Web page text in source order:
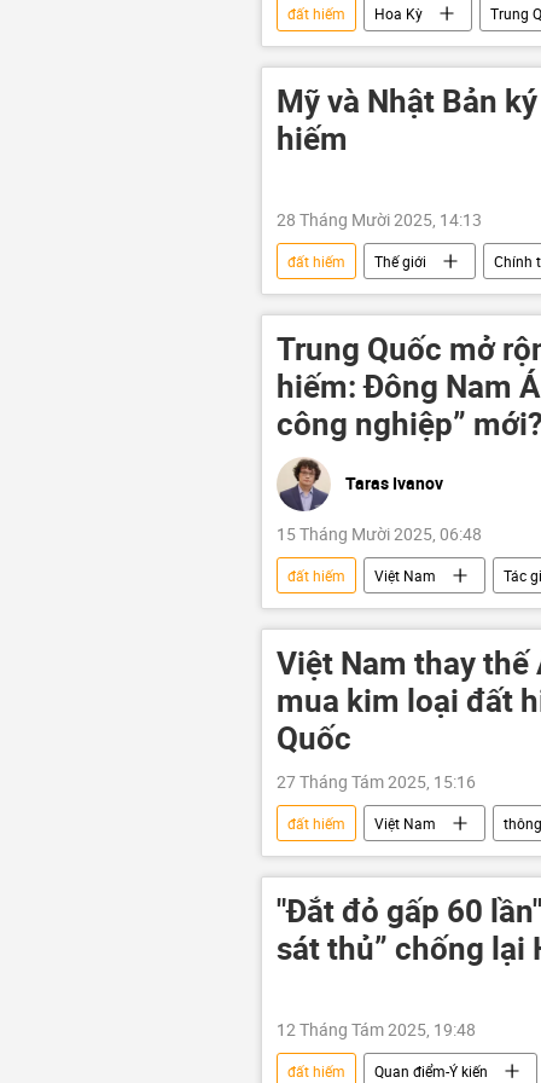
đất hiếm Hoa Kỳ Trung
thông tin
Donald Trump
Mexico
Bộ trưởng Tài chính Mỹ
Mỹ và Nhật Bản
hiếm
28 Tháng Mười 2025, 14:13
đất hiếm Thế giới Chính
Trung Quốc mở
hiếm: Đông Nam
công nghiệp” mới?
Taras Ivanov
15 Tháng Mười 2025, 06:48
đất hiếm Việt Nam Tác
Trung Quốc
Malaysia
sinh thái-môi trường
công
Việt Nam thay
mua kim loại đất
Quốc
27 Tháng Tám 2025, 15:16
đất hiếm Việt Nam
Nga
Nhật Bản Hà
"Đắt đỏ gấp 60
sát thủ” chống lại
12 Tháng Tám 2025, 19:48
đất hiếm Quan điểm-Ý kiến